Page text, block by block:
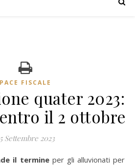
PACE FISCALE
quater 2023:
il 2 ottobre
Settembre 2023
il termineper gli alluvionati per